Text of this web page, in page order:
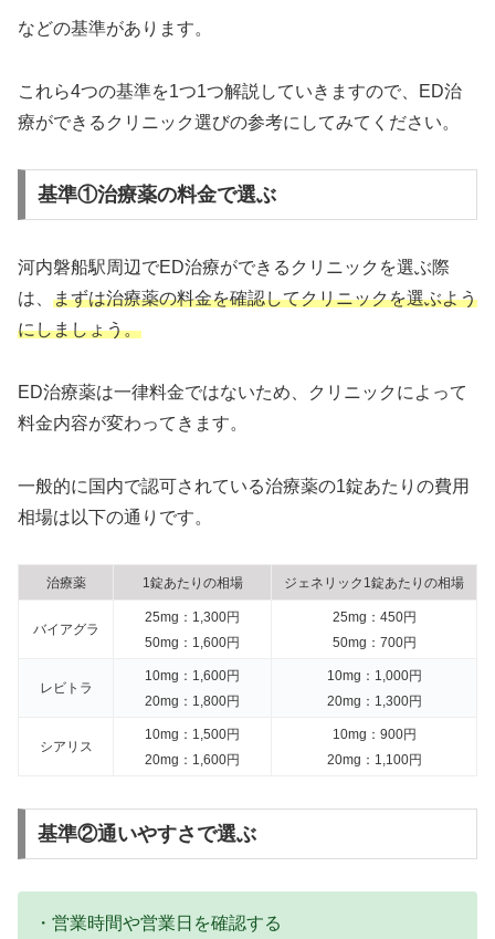
などの基準があります。
これら4つの基準を1つ1つ解説していきますので、ED治
療ができるクリニック選びの参考にしてみてください。
基準①治療薬の料金で選ぶ
河内磐船駅周辺でED治療ができるクリニックを選ぶ際
は、 まずは治療薬の料金を確認してクリニックを選ぶよう
にしましょう。
ED治療薬は一律料金ではないため、クリニックによって
料金内容が変わってきます。
一般的に国内で認可されている治療薬の1錠あたりの費用
相場は以下の通りです。
治療薬 1錠あたりの相場 ジェネリック1錠あたりの相場
バイアグラ
25mg：1,300円
50mg：1,600円
25mg：450円
50mg：700円
レビトラ
10mg：1,600円
20mg：1,800円
10mg：1,000円
20mg：1,300円
シアリス
10mg：1,500円
20mg：1,600円
10mg：900円
20mg：1,100円
基準②通いやすさで選ぶ
・営業時間や営業日を確認する